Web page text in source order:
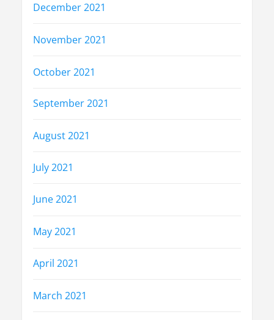
December 2021
November 2021
October 2021
September 2021
August 2021
July 2021
June 2021
May 2021
April 2021
March 2021